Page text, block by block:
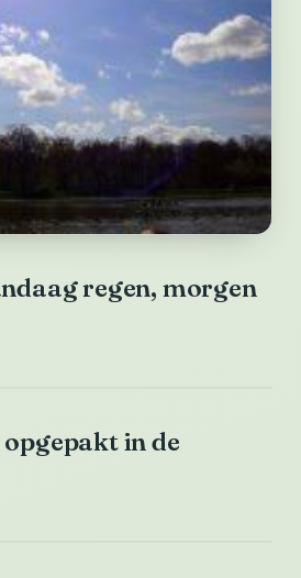
regen, morgen
in de